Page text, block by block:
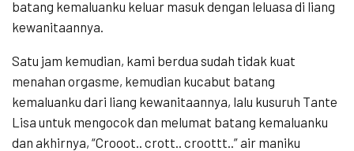
batang kemaluanku keluar masuk dengan leluasa di liang
kewanitaannya.
Satu jam kemudian, kami berdua sudah tidak kuat
menahan orgasme, kemudian kucabut batang
kemaluanku dari liang kewanitaannya, lalu kusuruh Tante
Lisa untuk mengocok dan melumat batang kemaluanku
dan akhirnya, “Crooot.. crott.. croottt..” air maniku